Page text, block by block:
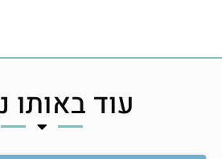
עוד באותו